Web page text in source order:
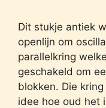
Dit stukje antiek
openlijn om
parallelkring
geschakeld om
blokken. Die
idee hoe oud het